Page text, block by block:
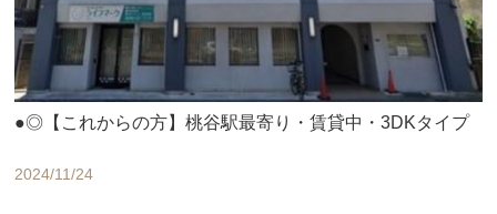
●◎【これからの方】桃谷駅最寄り・賃貸中・3DKタイプ
2024/11/24